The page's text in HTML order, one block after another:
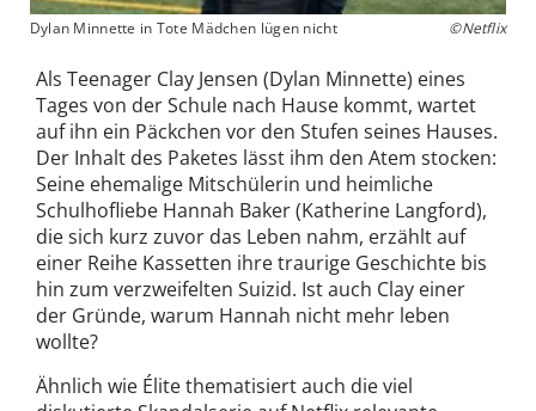
Dylan Minnette in Tote Mädchen lügen nicht ©Netflix
Als Teenager Clay Jensen (Dylan Minnette) eines
Tages von der Schule nach Hause kommt, wartet
auf ihn ein Päckchen vor den Stufen seines Hauses.
Der Inhalt des Paketes lässt ihm den Atem stocken:
Seine ehemalige Mitschülerin und heimliche
Schulhofliebe Hannah Baker (Katherine Langford),
die sich kurz zuvor das Leben nahm, erzählt auf
einer Reihe Kassetten ihre traurige Geschichte bis
hin zum verzweifelten Suizid. Ist auch Clay einer
der Gründe, warum Hannah nicht mehr leben
wollte?
Ähnlich wie Élite thematisiert auch die viel